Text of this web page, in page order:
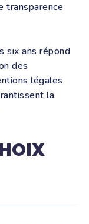
transparence
six ans répond
des
légales
la